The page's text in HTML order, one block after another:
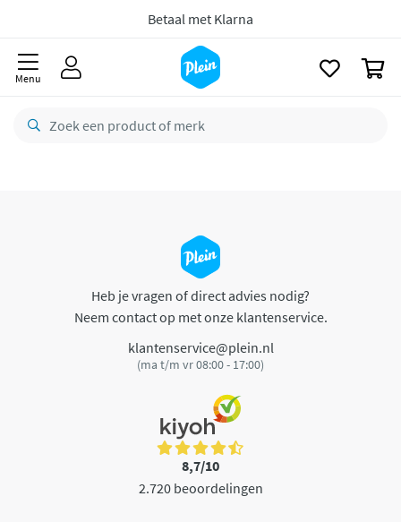
Betaal met Klarna
Menu
Heb je vragen of direct advies nodig?
Neem contact op met onze klantenservice.
klantenservice@plein.nl
(ma t/m vr 08:00 - 17:00)
8,7/10
2.720 beoordelingen